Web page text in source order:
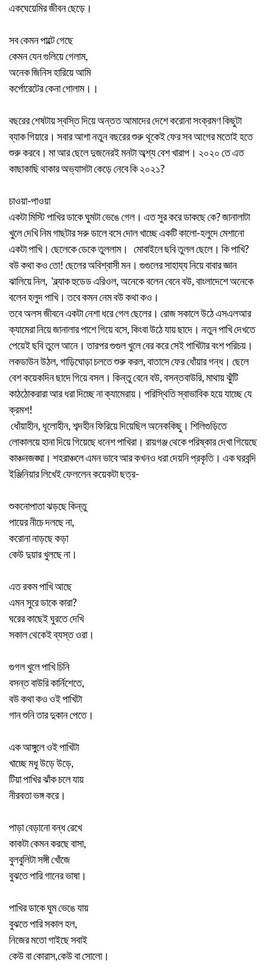
একঘেয়েমির জীবন ছেড়ে।
সব কেমন পাল্টে গেছে
কেমন যেন গুলিয়ে গেলাম,
অনেক জিনিস হারিয়ে আমি
কর্পোরেটের কেনা গোলাম।।
বছরের শেষটায় স্বস্তি দিয়ে অন্তত আমাদের দেশে করোনা সংক্রমণ কিছুটা
ব্যাক গিয়ারে। সবার আশা নতুন বছরের শুরু থূকেই ফের সব আগের মতোই হতে
শুরু করবে। মা আর ছেলে দুজনেরই মনটা অব্শ্য বেশ খারাপ। ২০২০ তে এত
কাছাকাছি থাকার অভ্যাসটা কেড়ে নেবে কি ২০২১?
চাওয়া-পাওয়া
একটা মিস্টি পাখির ডাকে ঘুমটা ভেঙে গেল। এত সুর করে ডাকছে কে? জানালাটা
খুলে দেখি নিম গাছটার সরু ডালে বসে দোল খাচ্ছে একটি কালো-হলুদে মেশানো
একটা পাখি। ছেলেকে ডেকে তুললাম। মোবাইলে ছবি তুলল ছেলে। কি পাখি?
বউ কথা কও তো! ছেলের অবিশ্বাসী মন। গুগুলের সাহায্য নিয়ে বাবার জ্ঞান
ঝালিয়ে নিল, 'ব্ল্যাক হুডেড এরিওল, অনেকে বলেন বেনে বউ, বাংলাদেশে অনেকে
বলেন‌ হলুদ পাখি। তবে কমন নেম বউ কথা কও।
তবে অলস জীবনে একটা নেশা ধরে গেল ছেলের। রোজ সকালে উঠে এসএলআর
ক্যামেরা নিয়ে জানালার পাশে গিয়ে বসে, কিংবা উঠে যায় ছাদে। নতুন পাখি দেখতে
পেয়েই ছবি তুলে আনে। তারপর গুগুল খুলে বের করে সেই পাখিটার বংশ পরিচয়।
লকডাউন উঠল, গাড়িঘোড়া চলতে শুরু করল, বাতাসে ফের ধোঁয়ার গন্ধ। ছেলে
বেশ কয়েকদিন ছাদে গিয়ে বসল। কিন্তু বেনে বউ, বসন্তবাউরি, মাথায় ঝুঁটি
কাঠঠোকরারা আর ধরা দিচ্ছে না ক্যামেরায়। পরিস্থিতি স্বাভাবিক হয়ে যাচ্ছে যে
ক্রমশ!
ধোঁয়াহীন, ধূলোহীন, শব্দহীন ফিরিয়ে দিয়েছিল অনেককিছু। শিলিগুড়িতে
লোকালয়ে হানা দিয়ে গিয়েছে ধনেশ পাখিরা। রায়গঞ্জ থেকে পরিষ্কার দেখা গিয়েছে
কাঞ্চনজঙ্ঘা। শহরাঞ্চলে এমন ভাবে আর কখনও ধরা দেয়নি প্রকৃতি। এক ঘরবন্দি
ইঞ্জিনিয়ার লিখেই ফেললেন কয়েকটা ছত্র-
শুকনোপাতা ঝড়ছে কিন্তু
পায়ের নীচে দলছে না,
করোনা নাড়ছে কড়া
কেউ দুয়ার খুলছে না।
এত রকম পাখি আছে
এমন সুরে ডাকে কারা?
ঘরের কাছেই ঘুরতে দেখি
সকাল থেকেই ব্যস্ত ওরা।
গুগল খুলে পাখি চিনি
বসন্ত বাউরি কার্নিশেতে,
বউ কথা কও ওই পাখিটা
গান শুনি তার দুকান পেতে।
এক আঙ্গুলে ওই পাখিটা
খাচ্ছে মধু উড়ে উড়ে,
টিয়া পাখির ঝাঁক চলে যায়
নীরবতা ভঙ্গ করে।
পাড়া বেড়ানো বন্ধ রেখে
কাকটা কেমন করছে বাসা,
বুলবুলিটা সঙ্গী খোঁজে
বুঝতে পারি গানের ভাষা।
পাখির ডাকে ঘুম ভেঙে যায়
বুঝতে পারি সকাল হল,
নিজের মতো গাইছে সবাই
কেউ বা কোরাস,কেউ বা সোলো।